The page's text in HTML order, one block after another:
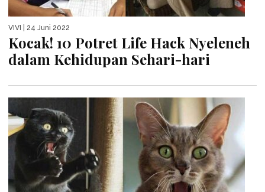
VIVI | 24 Juni 2022
Kocak! 10 Potret Life Hack Nyeleneh
dalam Kehidupan Sehari-hari